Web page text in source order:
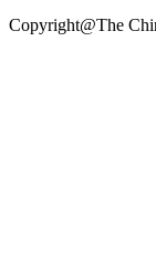
Copyright@The